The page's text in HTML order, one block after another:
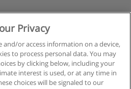
Privacy
or access information on a device,
to process personal data. You may
by clicking below, including your
interest is used, or at any time in
choices will be signaled to our